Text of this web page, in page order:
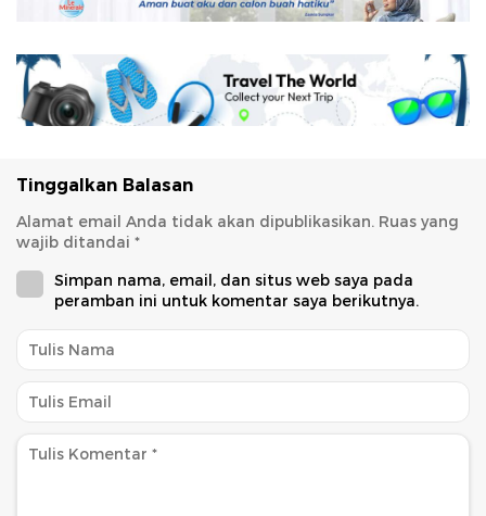
Tinggalkan Balasan
Alamat email Anda tidak akan dipublikasikan. Ruas yang
wajib ditandai *
Simpan nama, email, dan situs web saya pada
peramban ini untuk komentar saya berikutnya.